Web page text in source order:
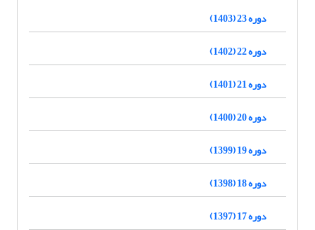
دوره 23 (1403)
دوره 22 (1402)
دوره 21 (1401)
دوره 20 (1400)
دوره 19 (1399)
دوره 18 (1398)
دوره 17 (1397)